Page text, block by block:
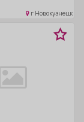
г Новокузнецк